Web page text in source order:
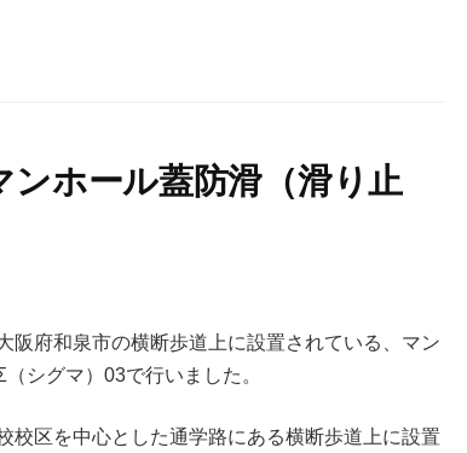
ンホール蓋防滑（滑り止
阪府和泉市の横断歩道上に設置されている、マン
シグマ）03で行いました。
校区を中心とした通学路にある横断歩道上に設置